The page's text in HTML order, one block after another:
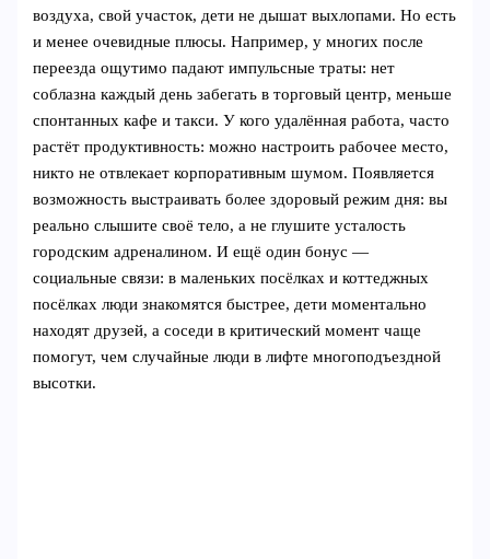
воздуха, свой участок, дети не дышат выхлопами. Но есть
и менее очевидные плюсы. Например, у многих после
переезда ощутимо падают импульсные траты: нет
соблазна каждый день забегать в торговый центр, меньше
спонтанных кафе и такси. У кого удалённая работа, часто
растёт продуктивность: можно настроить рабочее место,
никто не отвлекает корпоративным шумом. Появляется
возможность выстраивать более здоровый режим дня: вы
реально слышите своё тело, а не глушите усталость
городским адреналином. И ещё один бонус —
социальные связи: в маленьких посёлках и коттеджных
посёлках люди знакомятся быстрее, дети моментально
находят друзей, а соседи в критический момент чаще
помогут, чем случайные люди в лифте многоподъездной
высотки.